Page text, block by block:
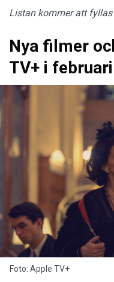
Listan kommer att
Nya filmer
TV+ i
Foto: Apple TV+